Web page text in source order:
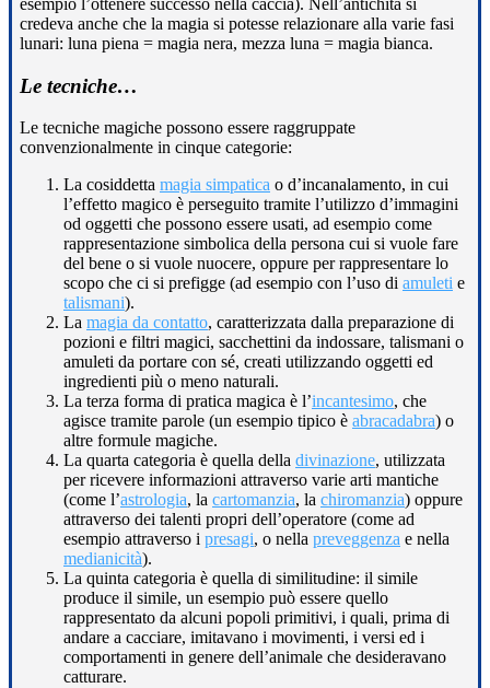
esempio l’ottenere successo nella caccia). Nell’antichità si
credeva anche che la magia si potesse relazionare alla varie fasi
lunari: luna piena = magia nera, mezza luna = magia bianca.
Le tecniche…
Le tecniche magiche possono essere raggruppate
convenzionalmente in cinque categorie:
La cosiddetta magia simpatica o d’incanalamento, in cui
l’effetto magico è perseguito tramite l’utilizzo d’immagini
od oggetti che possono essere usati, ad esempio come
rappresentazione simbolica della persona cui si vuole fare
del bene o si vuole nuocere, oppure per rappresentare lo
scopo che ci si prefigge (ad esempio con l’uso di amuleti e
talismani).
La magia da contatto, caratterizzata dalla preparazione di
pozioni e filtri magici, sacchettini da indossare, talismani o
amuleti da portare con sé, creati utilizzando oggetti ed
ingredienti più o meno naturali.
La terza forma di pratica magica è l’incantesimo, che
agisce tramite parole (un esempio tipico è abracadabra) o
altre formule magiche.
La quarta categoria è quella della divinazione, utilizzata
per ricevere informazioni attraverso varie arti mantiche
(come l’astrologia, la cartomanzia, la chiromanzia) oppure
attraverso dei talenti propri dell’operatore (come ad
esempio attraverso i presagi, o nella preveggenza e nella
medianicità).
La quinta categoria è quella di similitudine: il simile
produce il simile, un esempio può essere quello
rappresentato da alcuni popoli primitivi, i quali, prima di
andare a cacciare, imitavano i movimenti, i versi ed i
comportamenti in genere dell’animale che desideravano
catturare.